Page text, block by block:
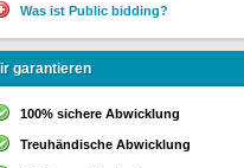
Was ist Public bidding?
garantieren
100% sichere Abwicklung
Treuhändische Abwicklung